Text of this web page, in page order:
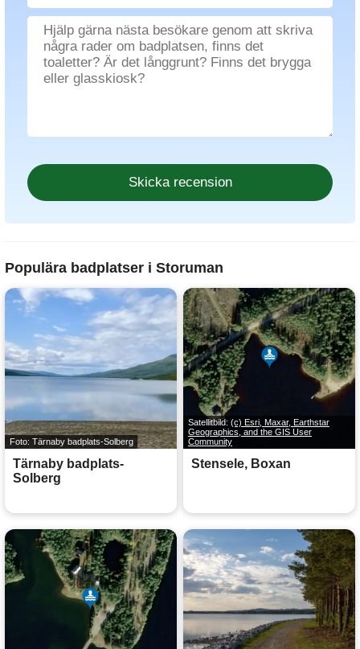
Populära badplatser i Storuman
Foto: Tärnaby badplats-Solberg
Tärnaby badplats-
Solberg
Satellitbild: (c) Esri, Maxar, Earthstar
Geographics, and the GIS User
Community
Stensele, Boxan